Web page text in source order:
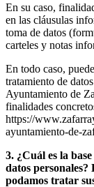
En su caso,
en las cláusulas
toma de datos
carteles y notas
En todo caso,
tratamiento de
Ayuntamiento de
finalidades
https://
ayuntamiento-de-
3. ¿Cuál es la
datos
podamos tratar